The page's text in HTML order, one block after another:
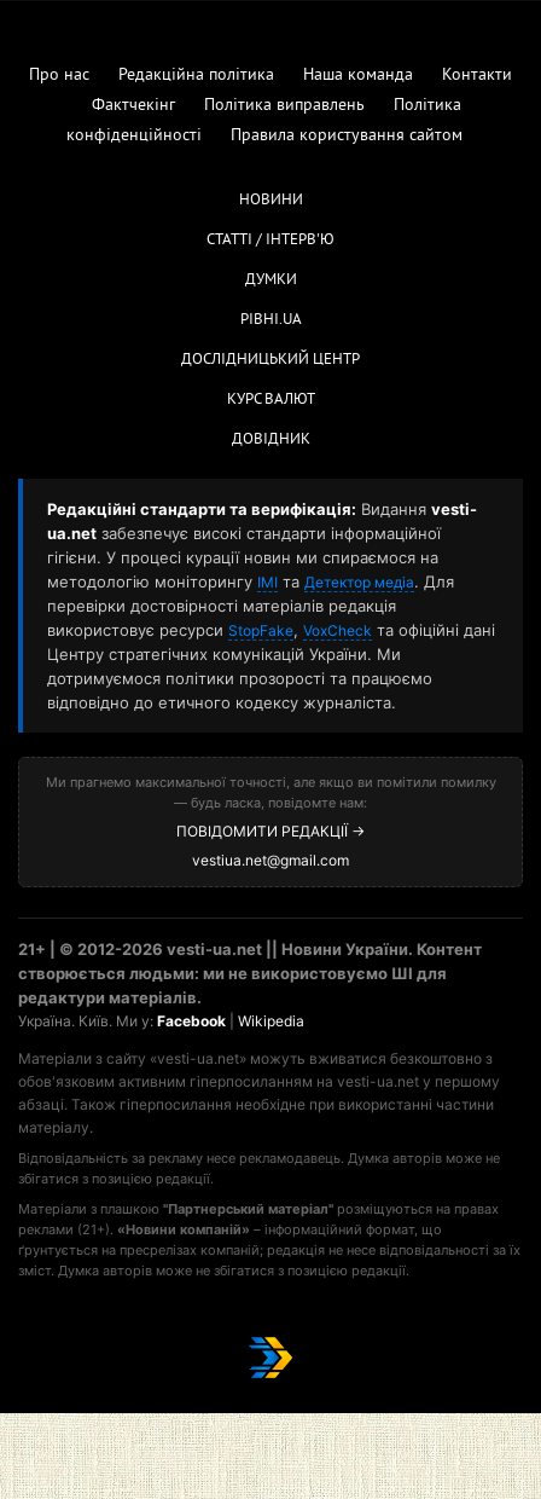
Про нас Редакційна політика Наша команда
Контакти
Фактчекінг
Політика виправлень
Політика
конфіденційності
Правила користування сайтом
НОВИНИ
СТАТТІ / ІНТЕРВ'Ю
ДУМКИ
РІВНІ.UA
ДОСЛІДНИЦЬКИЙ ЦЕНТР
КУРС ВАЛЮТ
ДОВІДНИК
Редакційні стандарти та верифікація: Видання vesti-
ua.net забезпечує високі стандарти інформаційної
гігієни. У процесі курації новин ми спираємося на
методологію моніторингу ІМІ та Детектор медіа. Для
перевірки достовірності матеріалів редакція
використовує ресурси StopFake, VoxCheck та офіційні дані
Центру стратегічних комунікацій України. Ми
дотримуємося політики прозорості та працюємо
відповідно до етичного кодексу журналіста.
Ми прагнемо максимальної точності, але якщо ви помітили помилку
— будь ласка, повідомте нам:
ПОВІДОМИТИ РЕДАКЦІЇ →
vestiua.net@gmail.com
21+ | © 2012-2026 vesti-ua.net || Новини України. Контент
створюється людьми: ми не використовуємо ШІ для
редактури матеріалів.
Україна. Київ. Ми у: Facebook Wikipedia
Матеріали з сайту «vesti-ua.net» можуть вживатися безкоштовно з
обов'язковим активним гіперпосиланням на vesti-ua.net у першому
абзаці. Також гіперпосилання необхідне при використанні частини
матеріалу.
Відповідальність за рекламу несе рекламодавець. Думка авторів може не
збігатися з позицією редакції.
Матеріали з плашкою "Партнерський матеріал" розміщуються на правах
реклами (21+). «Новини компаній» – інформаційний формат, що
ґрунтується на пресрелізах компаній; редакція не несе відповідальності за їх
зміст. Думка авторів може не збігатися з позицією редакції.